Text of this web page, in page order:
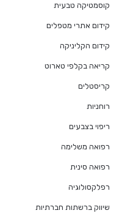
קוסמטיקה טבעית
קידום אתרי מטפלים
קידום הקליניקה
קריאה בקלפי טארוט
קריסטלים
רוחניות
ריפוי בצבעים
רפואה משלימה
רפואה סינית
רפלקסולוגיה
שיווק ברשתות חברתיות